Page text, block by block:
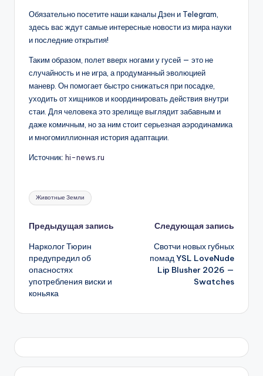
Обязательно посетите наши каналы Дзен и Telegram,
здесь вас ждут самые интересные новости из мира науки
и последние открытия!
Таким образом, полет вверх ногами у гусей — это не
случайность и не игра, а продуманный эволюцией
маневр. Он помогает быстро снижаться при посадке,
уходить от хищников и координировать действия внутри
стаи. Для человека это зрелище выглядит забавным и
даже комичным, но за ним стоит серьезная аэродинамика
и многомиллионная история адаптации.
Источник: hi-news.ru
Метки:
Животные Земли
Навигация
записи
Предыдущая запись
Нарколог Тюрин
предупредил об
опасностях
употребления виски и
коньяка
Следующая запись
Свотчи новых губных
помад YSL LoveNude
Lip Blusher 2026 —
Swatches